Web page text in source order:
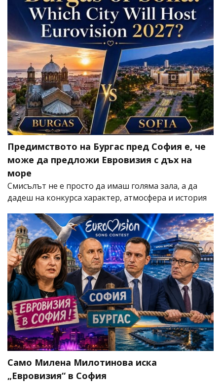
Предимството на Бургас пред София е, че
може да предложи Евровизия с дъх на
море
Смисълът не е просто да имаш голяма зала, а да
дадеш на конкурса характер, атмосфера и история
Само Милена Милотинова иска
„Евровизия“ в София